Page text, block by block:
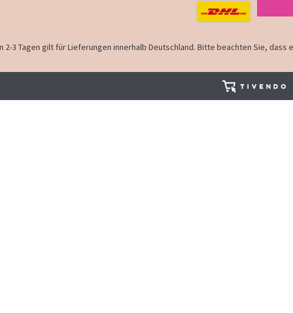
2-3 Tagen gilt für Lieferungen innerhalb Deutschland. Bitte beachten Sie,